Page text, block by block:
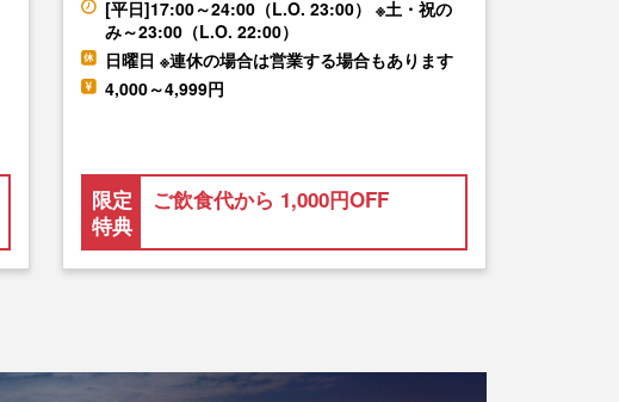
[平日]17:00～24:00（L.O. 23:00） ※土・祝の
み～23:00（L.O. 22:00）
日曜日 ※連休の場合は営業する場合もあります
4,000～4,999円
限定
特典
ご飲食代から 1,000円OFF